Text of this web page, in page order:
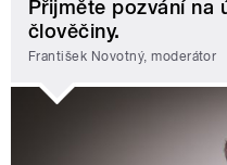
Přijměte pozvání na
člověčiny.
František Novotný, moderátor